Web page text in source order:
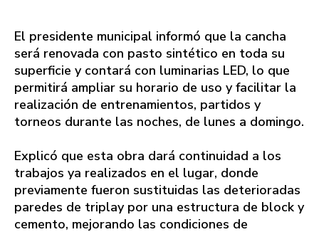
El presidente municipal informó que la cancha
será renovada con pasto sintético en toda su
superficie y contará con luminarias LED, lo que
permitirá ampliar su horario de uso y facilitar la
realización de entrenamientos, partidos y
torneos durante las noches, de lunes a domingo.
Explicó que esta obra dará continuidad a los
trabajos ya realizados en el lugar, donde
previamente fueron sustituidas las deterioradas
paredes de triplay por una estructura de block y
cemento, mejorando las condiciones de